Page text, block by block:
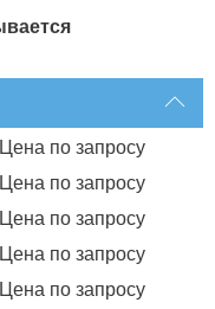
Цена по запросу
Цена по запросу
Цена по запросу
Цена по запросу
Цена по запросу